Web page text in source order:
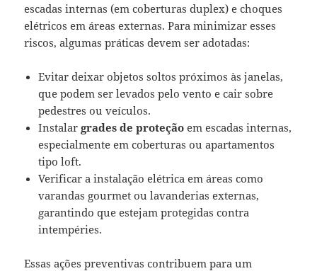
escadas internas (em coberturas duplex) e choques
elétricos em áreas externas. Para minimizar esses
riscos, algumas práticas devem ser adotadas:
Evitar deixar objetos soltos próximos às janelas,
que podem ser levados pelo vento e cair sobre
pedestres ou veículos.
Instalargrades de proteção em escadas internas,
especialmente em coberturas ou apartamentos
tipo loft.
Verificar a instalação elétrica em áreas como
varandas gourmet ou lavanderias externas,
garantindo que estejam protegidas contra
intempéries.
Essas ações preventivas contribuem para um